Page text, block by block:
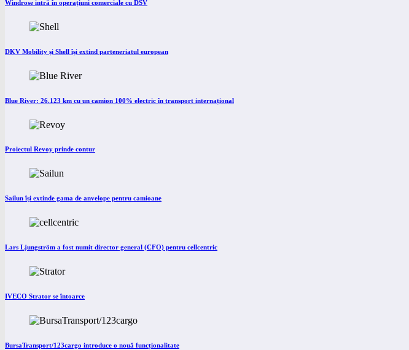
Windrose intră în operațiuni comerciale cu DSV
DKV Mobility și Shell își extind parteneriatul european
Blue River: 26.123 km cu un camion 100% electric în transport internațional
Proiectul Revoy prinde contur
Sailun își extinde gama de anvelope pentru camioane
Lars Ljungström a fost numit director general (CFO) pentru cellcentric
IVECO Strator se întoarce
BursaTransport/123cargo introduce o nouă funcționalitate